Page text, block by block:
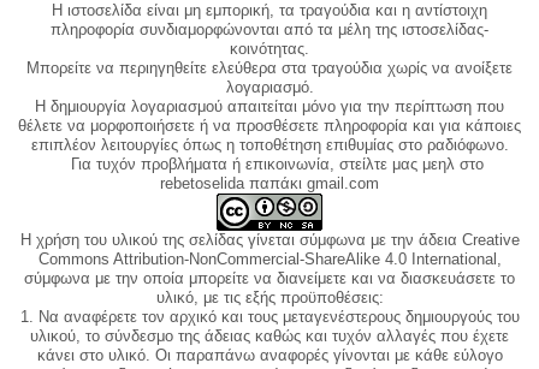
Η ιστοσελίδα είναι μη εμπορική, τα τραγούδια και η αντίστοιχη
πληροφορία συνδιαμορφώνονται από τα μέλη της ιστοσελίδας-
κοινότητας.
Μπορείτε να περιηγηθείτε ελεύθερα στα τραγούδια χωρίς να ανοίξετε
λογαριασμό.
Η δημιουργία λογαριασμού απαιτείται μόνο για την περίπτωση που
θέλετε να μορφοποιήσετε ή να προσθέσετε πληροφορία και για κάποιες
επιπλέον λειτουργίες όπως η τοποθέτηση επιθυμίας στο ραδιόφωνο.
Για τυχόν προβλήματα ή επικοινωνία, στείλτε μας μεηλ στο
rebetoselida παπάκι gmail.com
Η χρήση του υλικού της σελίδας γίνεται σύμφωνα με την άδεια Creative
Commons Attribution-NonCommercial-ShareAlike 4.0 International,
σύμφωνα με την οποία μπορείτε να διανείμετε και να διασκευάσετε το
υλικό, με τις εξής προϋποθέσεις:
1. Να αναφέρετε τον αρχικό και τους μεταγενέστερους δημιουργούς του
υλικού, το σύνδεσμο της άδειας καθώς και τυχόν αλλαγές που έχετε
κάνει στο υλικό. Οι παραπάνω αναφορές γίνονται με κάθε εύλογο